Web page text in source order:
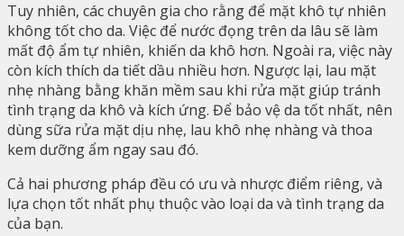
Tuy nhiên, các chuyên gia cho rằng để mặt khô tự nhiên
không tốt cho da. Việc để nước đọng trên da lâu sẽ làm
mất độ ẩm tự nhiên, khiến da khô hơn. Ngoài ra, việc này
còn kích thích da tiết dầu nhiều hơn. Ngược lại, lau mặt
nhẹ nhàng bằng khăn mềm sau khi rửa mặt giúp tránh
tình trạng da khô và kích ứng. Để bảo vệ da tốt nhất, nên
dùng sữa rửa mặt dịu nhẹ, lau khô nhẹ nhàng và thoa
kem dưỡng ẩm ngay sau đó.
Cả hai phương pháp đều có ưu và nhược điểm riêng, và
lựa chọn tốt nhất phụ thuộc vào loại da và tình trạng da
của bạn.